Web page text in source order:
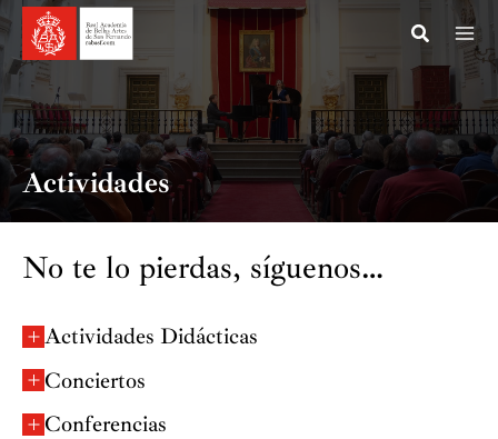
Ir
al
contenido
Actividades
No te lo pierdas, síguenos…
Actividades Didácticas
Conciertos
Conferencias